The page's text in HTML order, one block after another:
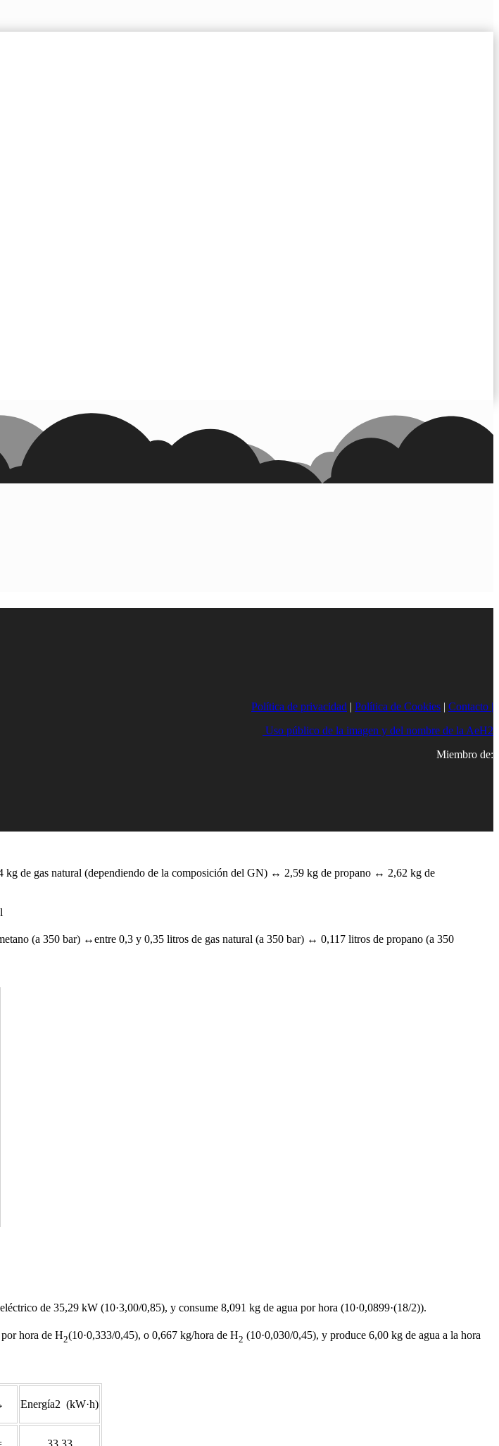
Política de privacidad | Política de Cookies | Contacto |
Uso público de la imagen y del nombre de la AeH2
Miembro de:
de gas natural (dependiendo de la composición del GN) ↔ 2,59 kg de propano ↔ 2,62 kg de
(a 350 bar) ↔entre 0,3 y 0,35 litros de gas natural (a 350 bar) ↔ 0,117 litros de propano (a 350
de 35,29 kW (10·3,00/0,85), y consume 8,091 kg de agua por hora (10·0,0899·(18/2)).
por hora de H2(10·0,333/0,45), o 0,667 kg/hora de H2 (10·0,030/0,45), y produce 6,00 kg de agua a la hora
Energía2 (kW·h)